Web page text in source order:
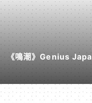
《鳴潮》Genius
《遠航星的告別》&《